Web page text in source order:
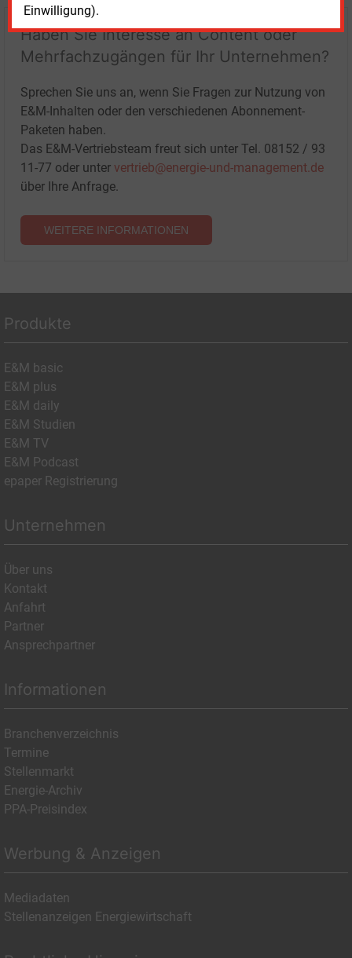
Einwilligung).
Haben Sie Interesse an Content oder
Mehrfachzugängen für Ihr Unternehmen?
Sprechen Sie uns an, wenn Sie Fragen zur Nutzung von
E&M-Inhalten oder den verschiedenen Abonnement-
Paketen haben.
Das E&M-Vertriebsteam freut sich unter Tel. 08152 / 93
11-77 oder unter vertrieb@energie-und-management.de
über Ihre Anfrage.
WEITERE INFORMATIONEN
Produkte
E&M basic
E&M plus
E&M daily
E&M Studien
E&M TV
E&M Podcast
epaper Registrierung
Unternehmen
Über uns
Kontakt
Anfahrt
Partner
Ansprechpartner
Informationen
Branchenverzeichnis
Termine
Stellenmarkt
Energie-Archiv
PPA-Preisindex
Werbung & Anzeigen
Mediadaten
Stellenanzeigen Energiewirtschaft